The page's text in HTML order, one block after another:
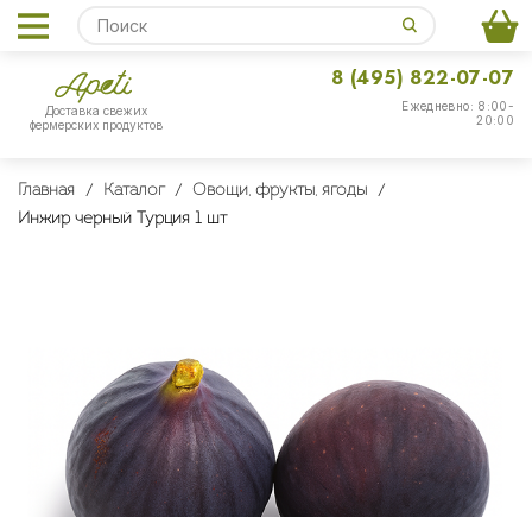
Доставка свежих
фермерских продуктов
Ежедневно: 8:00-
20:00
8 (495) 822-07-07
Главная Каталог
Овощи, фрукты, ягоды
Инжир черный Турция 1 шт